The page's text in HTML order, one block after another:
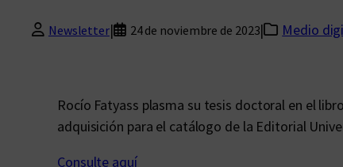
Newsletter| 24 de noviembre de 2023| Medio
Rocío Fatyass plasma su tesis doctoral en el
adquisición para el catálogo de la Editorial
Consulte aquí